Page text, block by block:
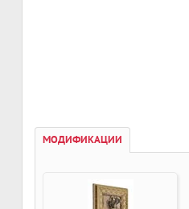
МОДИФИКАЦИИ